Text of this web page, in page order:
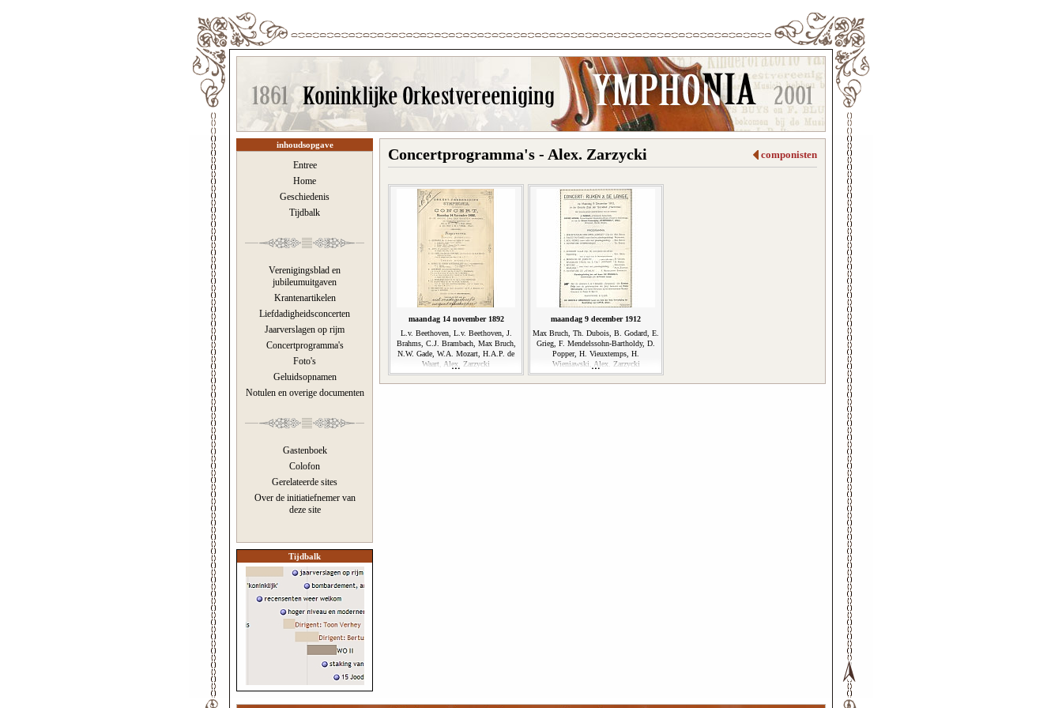
inhoudsopgave
Entree
Home
Geschiedenis
Tijdbalk
Verenigingsblad en
jubileumuitgaven
Krantenartikelen
Liefdadigheidsconcerten
Jaarverslagen op rijm
Concertprogramma's
Foto's
Geluidsopnamen
Notulen en overige documenten
Gastenboek
Colofon
Gerelateerde sites
Over de initiatiefnemer van
deze site
Tijdbalk
componisten
Concertprogramma's - Alex. Zarzycki
maandag 14 november 1892
L.v. Beethoven, L.v. Beethoven, J.
Brahms, C.J. Brambach, Max Bruch,
N.W. Gade, W.A. Mozart, H.A.P. de
Waart, Alex. Zarzycki
maandag 9 december 1912
Max Bruch, Th. Dubois, B. Godard, E.
Grieg, F. Mendelssohn-Bartholdy, D.
Popper, H. Vieuxtemps, H.
Wieniawski, Alex. Zarzycki